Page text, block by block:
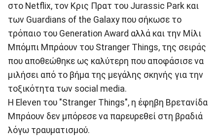
στο Netflix, τον Κρις Πρατ του Jurassic Park και
των Guardians of the Galaxy που σήκωσε το
τρόπαιο του Generation Award αλλά και την Μίλι
Μπόμπι Μπράουν του Stranger Things, της σειράς
που αποθεώθηκε ως καλύτερη που αποφάσισε να
μιλήσει από το βήμα της μεγάλης σκηνής για την
τοξικότητα των social media.
Η Εleven του "Stranger Things", η έφηβη Βρετανίδα
Μπράουν δεν μπόρεσε να παρευρεθεί στη βραδιά
λόγω τραυματισμού.